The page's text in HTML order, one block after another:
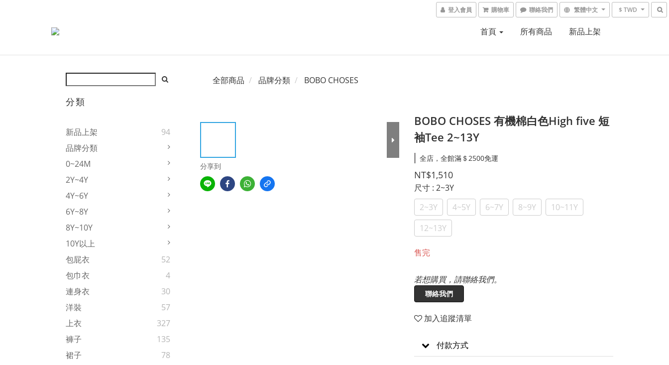
登入會員 購物車 聯絡我們 繁體中文 $ TWD
首頁 所有商品 新品上架
分類
新品上架
94
品牌分類
0~24M
2Y~4Y
4Y~6Y
6Y~8Y
8Y~10Y
10Y以上
包屁衣
52
包巾衣
4
連身衣
30
洋裝
57
上衣
327
褲子
135
裙子
78
全部商品 品牌分類 BOBO CHOSES
分享到
BOBO CHOSES 有機棉白色High five 短
袖Tee 2~13Y
全店，全館滿＄2500免運
NT$1,510
尺寸 : 2~3Y
2~3Y
4~5Y 6~7Y 8~9Y
10~11Y
12~13Y
售完
若想購買，請聯絡我們。
聯絡我們
加入追蹤清單
付款方式